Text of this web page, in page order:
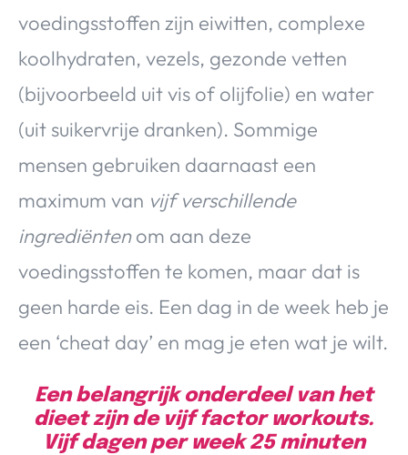
voedingsstoffen zijn eiwitten, complexe
koolhydraten, vezels, gezonde vetten
(bijvoorbeeld uit vis of olijfolie) en water
(uit suikervrije dranken). Sommige
mensen gebruiken daarnaast een
maximum van vijf verschillende
ingrediëntenom aan deze
voedingsstoffen te komen, maar dat is
geen harde eis. Een dag in de week heb je
een ‘cheat day’ en mag je eten wat je wilt.
Een belangrijk onderdeel van het
dieet zijn de vijf factor workouts.
Vijf dagen per week 25 minuten